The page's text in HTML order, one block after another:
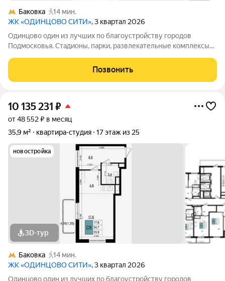
Баковка
14 мин.
ЖК «ОДИНЦОВО СИТИ», 3 квартал 2026
Одинцово один из лучших по благоустройству городов
Подмосковья. Стадионы, парки, развлекательные комплексы
рестораны, салоны красоты и удобные магазины расположены
прямо в вашем дворе, на 1-х
Позвонить
10 135 231 ₽
от 48 552 ₽ в месяц
35,9 м²
квартира-студия 17 этаж из 25
новостройка
3D-тур
Баковка
14 мин.
ЖК «ОДИНЦОВО СИТИ», 3 квартал 2026
Одинцово один из лучших по благоустройству городов